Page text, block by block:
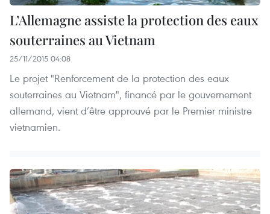
L’Allemagne assiste la protection des eaux
souterraines au Vietnam
25/11/2015 04:08
Le projet "Renforcement de la protection des eaux
souterraines au Vietnam", financé par le gouvernement
allemand, vient d’être approuvé par le Premier ministre
vietnamien.